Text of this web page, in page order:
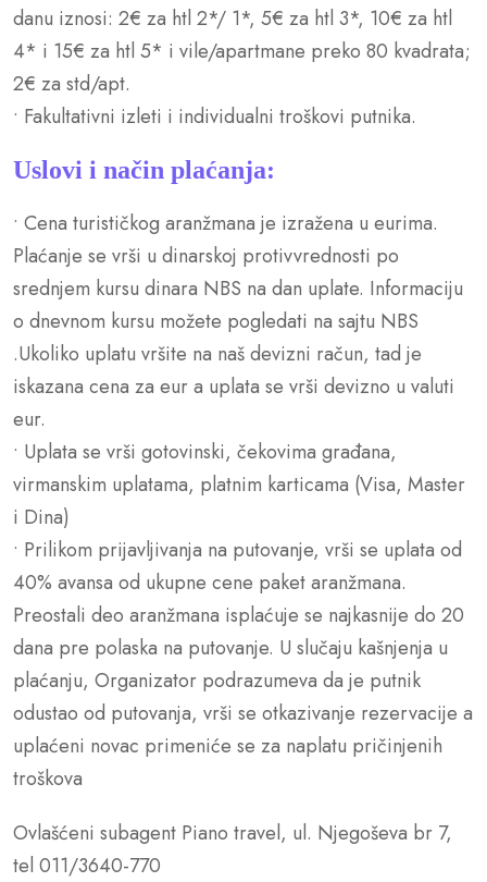
danu iznosi: 2€ za htl 2*/ 1*, 5€ za htl 3*, 10€ za htl
4* i 15€ za htl 5* i vile/apartmane preko 80 kvadrata;
2€ za std/apt.
• Fakultativni izleti i individualni troškovi putnika.
Uslovi i način plaćanja:
• Cena turističkog aranžmana je izražena u eurima.
Plaćanje se vrši u dinarskoj protivvrednosti po
srednjem kursu dinara NBS na dan uplate. Informaciju
o dnevnom kursu možete pogledati na sajtu NBS
.Ukoliko uplatu vršite na naš devizni račun, tad je
iskazana cena za eur a uplata se vrši devizno u valuti
eur.
• Uplata se vrši gotovinski, čekovima građana,
virmanskim uplatama, platnim karticama (Visa, Master
i Dina)
• Prilikom prijavljivanja na putovanje, vrši se uplata od
40% avansa od ukupne cene paket aranžmana.
Preostali deo aranžmana isplaćuje se najkasnije do 20
dana pre polaska na putovanje. U slučaju kašnjenja u
plaćanju, Organizator podrazumeva da je putnik
odustao od putovanja, vrši se otkazivanje rezervacije a
uplaćeni novac primeniće se za naplatu pričinjenih
troškova
Ovlašćeni subagent Piano travel, ul. Njegoševa br 7,
tel 011/3640-770